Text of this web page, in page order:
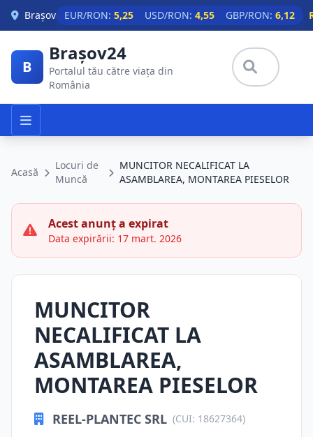
Skip to main content
Brașov EUR/RON: 5,25 USD/RON: 4,55 GBP/RON: 6,12
B
Brașov24
Portalul tău către viața din
România
Acasă
Locuri de
Muncă
MUNCITOR NECALIFICAT LA
ASAMBLAREA, MONTAREA PIESELOR
Acest anunț a expirat
Data expirării: 17 mart. 2026
MUNCITOR
NECALIFICAT LA
ASAMBLAREA,
MONTAREA PIESELOR
REEL-PLANTEC SRL (CUI: 18627364)